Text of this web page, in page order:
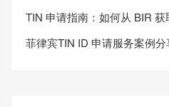
TIN 申请指南：如何从 BIR 获
菲律宾TIN ID 申请服务案例分